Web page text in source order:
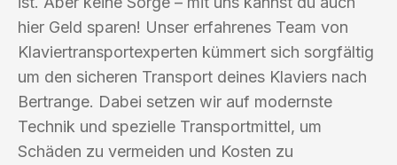
hier Geld sparen! Unser erfahrenes Team von
Klaviertransportexperten kümmert sich sorgfältig
um den sicheren Transport deines Klaviers nach
Bertrange. Dabei setzen wir auf modernste
Technik und spezielle Transportmittel, um
Schäden zu vermeiden und Kosten zu